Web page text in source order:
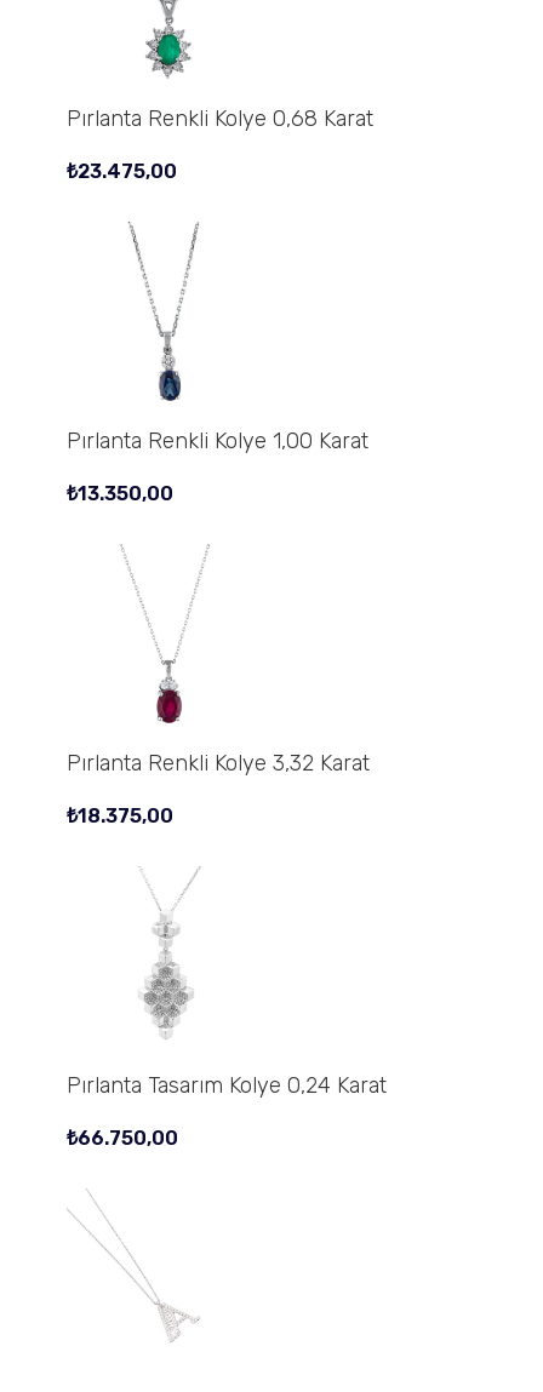
Pırlanta Renkli Kolye 0,68 Karat
₺23.475,00
Pırlanta Renkli Kolye 1,00 Karat
₺13.350,00
Pırlanta Renkli Kolye 3,32 Karat
₺18.375,00
Pırlanta Tasarım Kolye 0,24 Karat
₺66.750,00